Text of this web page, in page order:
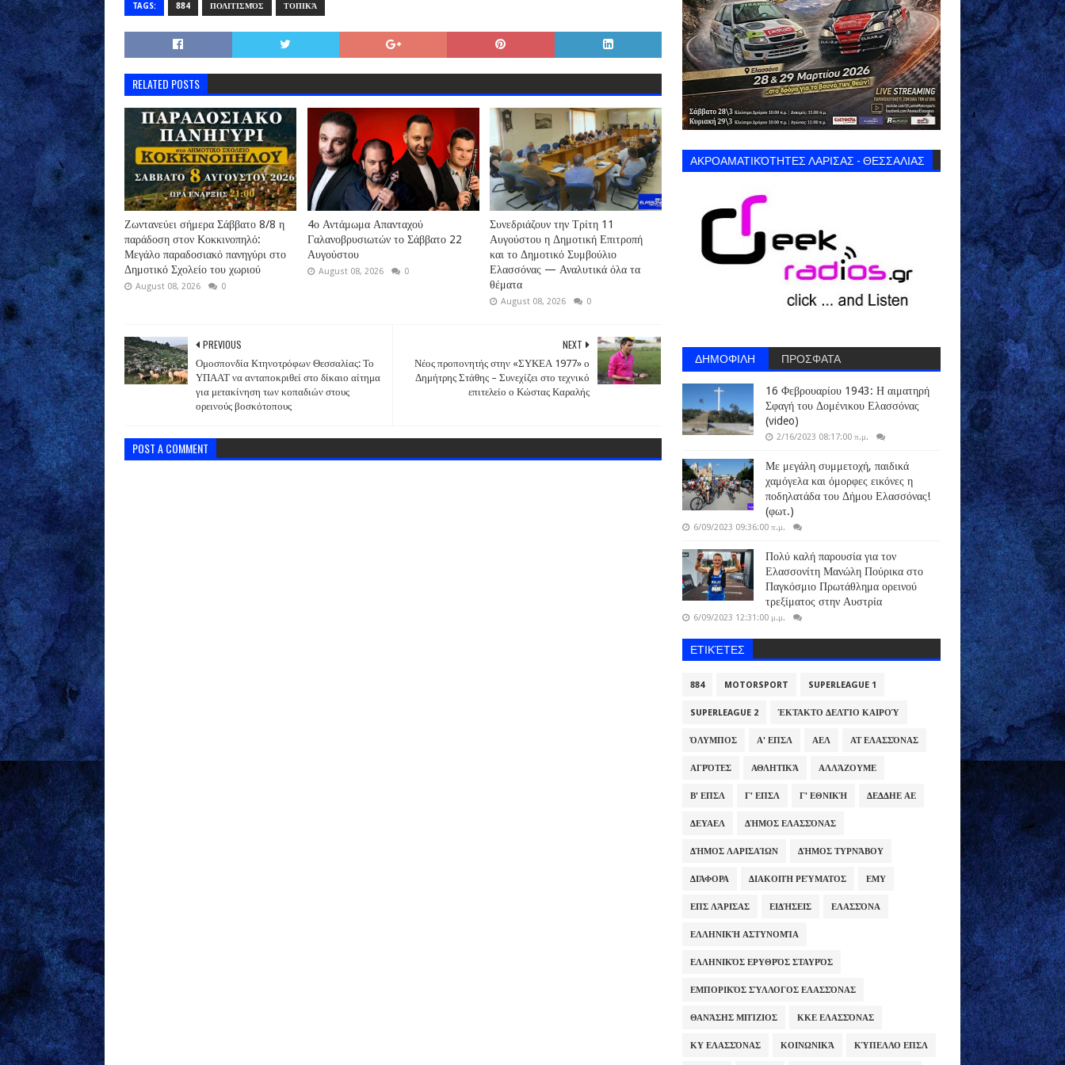
TAGS: 884 ΠΟΛΙΤΙΣΜΌΣ ΤΟΠΙΚΆ
RELATED POSTS
Ζωντανεύει σήμερα Σάββατο 8/8 η
παράδοση στον Κοκκινοπηλό:
Μεγάλο παραδοσιακό πανηγύρι στο
Δημοτικό Σχολείο του χωριού
August 08, 2026 0
4ο Αντάμωμα Απανταχού
Γαλανοβρυσιωτών το Σάββατο 22
Αυγούστου
August 08, 2026 0
Συνεδριάζουν την Τρίτη 11
Αυγούστου η Δημοτική Επιτροπή
και το Δημοτικό Συμβούλιο
Ελασσόνας — Αναλυτικά όλα τα
θέματα
August 08, 2026 0
NEXT
Νέος προπονητής στην «ΣΥΚΕΑ 1977» ο
Δημήτρης Στάθης – Συνεχίζει στο τεχνικό
επιτελείο ο Κώστας Καραλής
PREVIOUS
Ομοσπονδία Κτηνοτρόφων Θεσσαλίας: Το
ΥΠΑΑΤ να ανταποκριθεί στο δίκαιο αίτημα
για μετακίνηση των κοπαδιών στους
ορεινούς βοσκότοπους
POST A COMMENT
ΑΚΡΟΑΜΑΤΙΚΌΤΗΤΕΣ ΛΑΡΙΣΑΣ - ΘΕΣΣΑΛΙΑΣ
ΔΗΜΟΦΙΛΗ ΠΡΟΣΦΑΤΑ
16 Φεβρουαρίου 1943: Η αιματηρή
Σφαγή του Δομένικου Ελασσόνας
(video)
2/16/2023 08:17:00 π.μ.
Με μεγάλη συμμετοχή, παιδικά
χαμόγελα και όμορφες εικόνες η
ποδηλατάδα του Δήμου Ελασσόνας!
(φωτ.)
6/09/2023 09:36:00 π.μ.
Πολύ καλή παρουσία για τον
Ελασσονίτη Μανώλη Πούρικα στο
Παγκόσμιο Πρωτάθλημα ορεινού
τρεξίματος στην Αυστρία
6/09/2023 12:31:00 μ.μ.
ΕΤΙΚΈΤΕΣ
884 MOTORSPORT SUPERLEAGUE 1
SUPERLEAGUE 2 ΈΚΤΑΚΤΟ ΔΕΛΤΊΟ ΚΑΙΡΟΎ
ΌΛΥΜΠΟΣ Α' ΕΠΣΛ ΑΕΛ ΑΤ ΕΛΑΣΣΌΝΑΣ
ΑΓΡΌΤΕΣ ΑΘΛΗΤΙΚΆ ΑΛΛΆΖΟΥΜΕ
Β' ΕΠΣΛ Γ' ΕΠΣΛ Γ' ΕΘΝΙΚΉ ΔΕΔΔΗΕ ΑΕ
ΔΕΥΑΕΛ ΔΉΜΟΣ ΕΛΑΣΣΌΝΑΣ
ΔΉΜΟΣ ΛΑΡΙΣΑΊΩΝ ΔΉΜΟΣ ΤΥΡΝΆΒΟΥ
ΔΙΆΦΟΡΑ ΔΙΑΚΟΠΉ ΡΕΎΜΑΤΟΣ ΕΜΥ
ΕΠΣ ΛΆΡΙΣΑΣ ΕΙΔΉΣΕΙΣ ΕΛΑΣΣΌΝΑ
ΕΛΛΗΝΙΚΉ ΑΣΤΥΝΟΜΊΑ
ΕΛΛΗΝΙΚΌΣ ΕΡΥΘΡΌΣ ΣΤΑΥΡΌΣ
ΕΜΠΟΡΙΚΌΣ ΣΎΛΛΟΓΟΣ ΕΛΑΣΣΌΝΑΣ
ΘΑΝΆΣΗΣ ΜΠΊΖΙΟΣ ΚΚΕ ΕΛΑΣΣΌΝΑΣ
ΚΥ ΕΛΑΣΣΌΝΑΣ ΚΟΙΝΩΝΙΚΆ ΚΎΠΕΛΛΟ ΕΠΣΛ